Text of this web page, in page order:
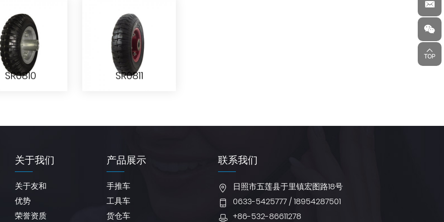
SR0806 SR0807
SR0810
SR0810
SR0811
SR0811
关于我们
关于友和
优势
荣誉资质
产品展示
手推车
工具车
货仓车
联系我们
日照市五莲县于里镇宏图路18号
0633-5425777 / 18954287501
+86-532-86611278